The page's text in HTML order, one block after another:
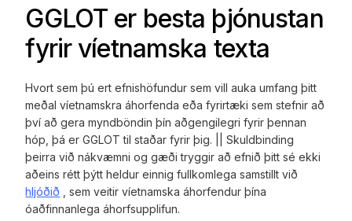
GGLOT er besta þjónustan
fyrir víetnamska texta
Hvort sem þú ert efnishöfundur sem vill auka umfang þitt
meðal víetnamskra áhorfenda eða fyrirtæki sem stefnir að
því að gera myndböndin þín aðgengilegri fyrir þennan
hóp, þá er GGLOT til staðar fyrir þig. || Skuldbinding
þeirra við nákvæmni og gæði tryggir að efnið þitt sé ekki
aðeins rétt þýtt heldur einnig fullkomlega samstillt við
hljóðið , sem veitir víetnamska áhorfendur þína
óaðfinnanlega áhorfsupplifun.